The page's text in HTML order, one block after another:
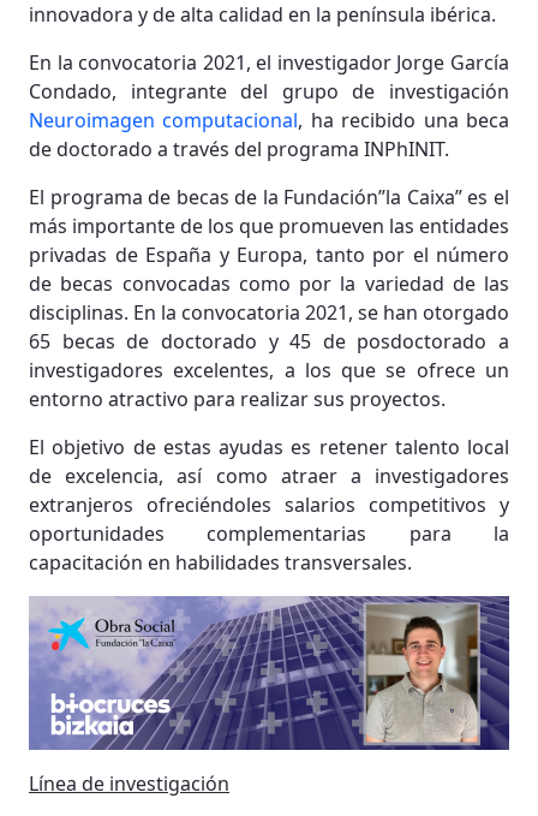
innovadora y de alta calidad en la península ibérica.
En la convocatoria 2021, el investigador Jorge García
Condado, integrante del grupo de investigación
Neuroimagen computacional, ha recibido una beca
de doctorado a través del programa INPhINIT.
El programa de becas de la Fundación”la Caixa” es el
más importante de los que promueven las entidades
privadas de España y Europa, tanto por el número
de becas convocadas como por la variedad de las
disciplinas. En la convocatoria 2021, se han otorgado
65 becas de doctorado y 45 de posdoctorado a
investigadores excelentes, a los que se ofrece un
entorno atractivo para realizar sus proyectos.
El objetivo de estas ayudas es retener talento local
de excelencia, así como atraer a investigadores
extranjeros ofreciéndoles salarios competitivos y
oportunidades complementarias para la
capacitación en habilidades transversales.
Línea de investigación